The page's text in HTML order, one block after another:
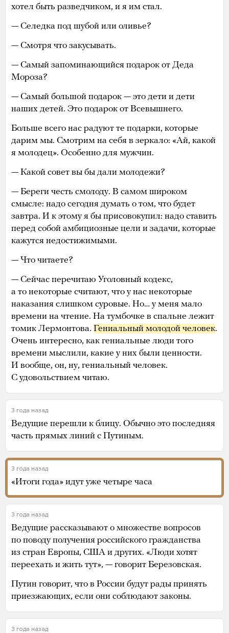
хотел быть разведчиком, и я им стал.
— Селедка под шубой или оливье?
— Смотря что закусывать.
— Самый запоминающийся подарок от Деда
Мороза?
— Самый большой подарок — это дети и дети
наших детей. Это подарок от Всевышнего.
Больше всего нас радуют те подарки, которые
дарим мы. Смотрим на себя в зеркало: «Ай, какой
я молодец». Особенно для мужчин.
— Какой совет вы бы дали молодежи?
— Береги честь смолоду. В самом широком
смысле: надо сегодня думать о том, что будет
завтра. И к этому я бы присовокупил: надо ставить
перед собой амбициозные цели и задачи, которые
кажутся недостижимыми.
— Что читаете?
— Сейчас перечитаю Уголовный кодекс,
а то некоторые считают, что у нас некоторые
наказания слишком суровые. Но… у меня мало
времени на чтение. На тумбочке в спальне лежит
томик Лермонтова. Гениальный молодой человек.
Очень интересно, как гениальные люди того
времени мыслили, какие у них были ценности.
И вообще, он, ну, гениальный человек.
С удовольствием читаю.
3 года назад
Ведущие перешли к блицу. Обычно это последняя
часть прямых линий с Путиным.
3 года назад
«Итоги года» идут уже четыре часа
3 года назад
Ведущие рассказывают о множестве вопросов
по поводу получения российского гражданства
из стран Европы, США и других. «Люди хотят
переехать и жить тут», — говорит Березовская.
Путин говорит, что в России будут рады принять
приезжающих, если они соблюдают законы.
3 года назад